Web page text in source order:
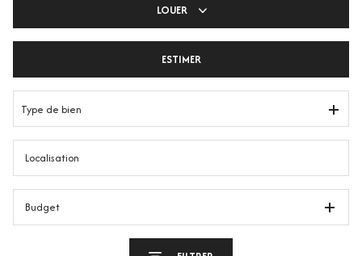
LOUER
ESTIMER
Type de bien
Budget